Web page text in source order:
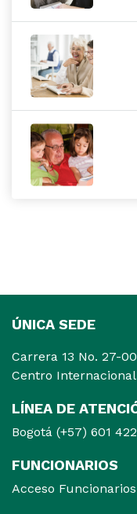
ÚNICA SEDE
Carrera 13 No. 27-
Centro
LÍNEA DE
Bogotá (+57) 601
FUNCIONARIOS
Acceso Funcionarios